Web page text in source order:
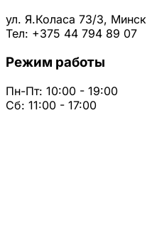
ул. Я.Коласа 73/3, Минск
Тел: +375 44 794 89 07
Режим работы
Пн-Пт: 10:00 - 19:00
Сб: 11:00 - 17:00